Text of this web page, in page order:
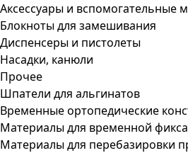
Аксессуары и вспомогательные
Блокноты для замешивания
Диспенсеры и пистолеты
Насадки, канюли
Прочее
Шпатели для альгинатов
Временные ортопедические
Материалы для временной
Материалы для перебазировки